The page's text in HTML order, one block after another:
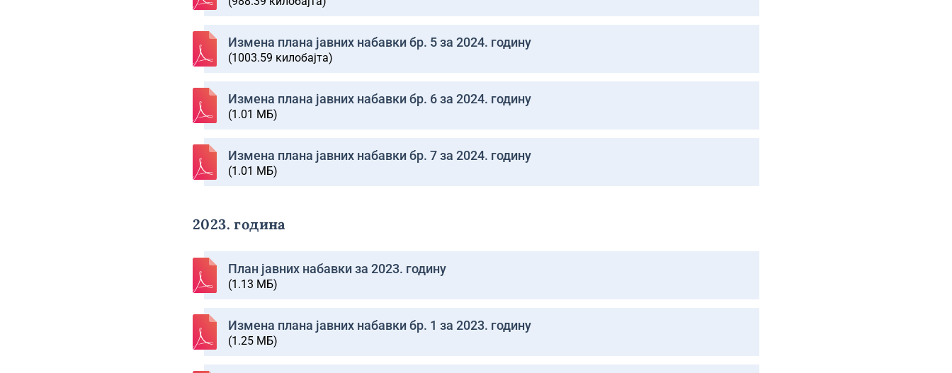
Изменa плана јавних набавки бр. 5 за 2024. годину
(1003.59 килобајта)
Изменa плана јавних набавки бр. 6 за 2024. годину
(1.01 МБ)
Изменa плана јавних набавки бр. 7 за 2024. годину
(1.01 МБ)
2023. година
План јавних набавки за 2023. годину
(1.13 МБ)
Изменa плана јавних набавки бр. 1 за 2023. годину
(1.25 МБ)